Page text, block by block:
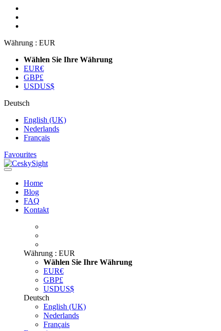
Währung : EUR
Wählen Sie Ihre Währung
EUR€
GBP£
USDUS$
Deutsch
English (UK)
Nederlands
Français
Favourites
Home
Blog
FAQ
Kontakt
Währung : EUR
Wählen Sie Ihre Währung
EUR€
GBP£
USDUS$
Deutsch
English (UK)
Nederlands
Français